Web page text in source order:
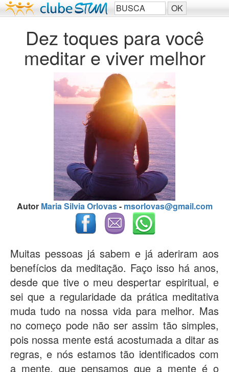
Dez toques para você
meditar e viver melhor
Autor Maria Silvia Orlovas- msorlovas@gmail.com
Muitas pessoas já sabem e já aderiram aos
benefícios da meditação. Faço isso há anos,
desde que tive o meu despertar espiritual, e
sei que a regularidade da prática meditativa
muda tudo na nossa vida para melhor. Mas
no começo pode não ser assim tão simples,
pois nossa mente está acostumada a ditar as
regras, e nós estamos tão identificados com
a mente, que pensamos que a mente é o